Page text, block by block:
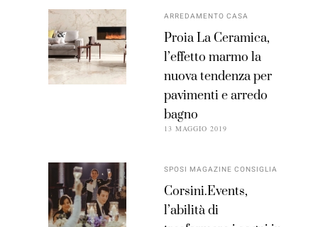
ARREDAMENTO CASA
Proia La Ceramica,
l’effetto marmo la
nuova tendenza per
pavimenti e arredo
bagno
13 MAGGIO 2019
SPOSI MAGAZINE CONSIGLIA
Corsini.Events,
l’abilità di